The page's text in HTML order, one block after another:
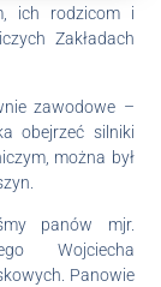
ich rodzicom i
Zakładach
zawodowe –
obejrzeć silniki
można był
panów mjr.
Wojciecha
Panowie